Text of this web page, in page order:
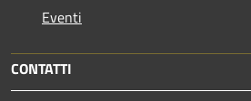
Eventi
CONTATTI